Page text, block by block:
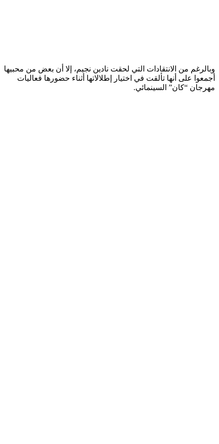
وبالرغم من الانتقادات التي لحقت نادين نجيم، إلا أن بعض من محبيها
أجمعوا على أنها تألقت في اختيار إطلالاتها أثناء حضورها فعاليات
مهرجان “كان” السينمائي.